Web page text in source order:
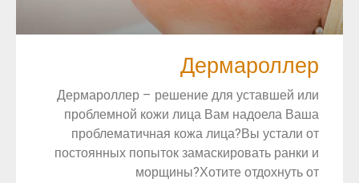
Дермароллер
Дермароллер – решение для уставшей или
проблемной кожи лица Вам надоела Ваша
проблематичная кожа лица?Вы устали от
постоянных попыток замаскировать ранки и
морщины?Хотите отдохнуть от